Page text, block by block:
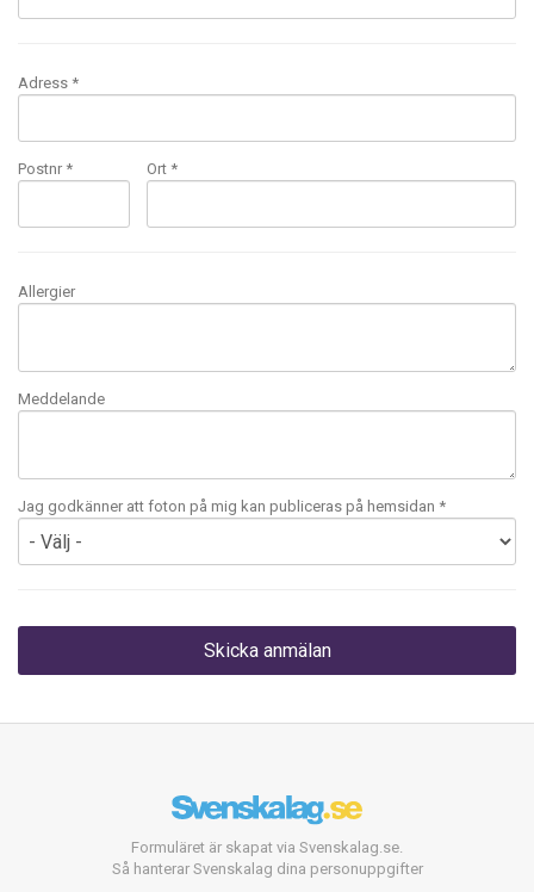
Adress *
Postnr * Ort *
Allergier
Meddelande
Jag godkänner att foton på mig kan publiceras på hemsidan *
Formuläret är skapat via Svenskalag.se.
Så hanterar Svenskalag dina personuppgifter